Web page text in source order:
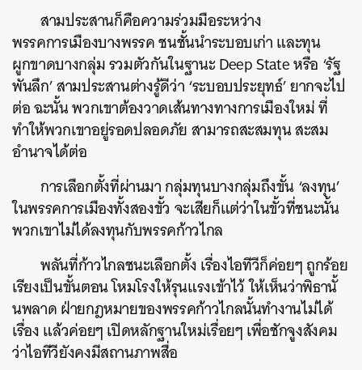
สามประสานก็คือความร่วมมือระหว่าง
พรรคการเมืองบางพรรค ชนชั้นนำระบอบเก่า และทุน
ผูกขาดบางกลุ่ม รวมตัวกันในฐานะ Deep State หรือ ‘รัฐ
พันลึก’ สามประสานต่างรู้ดีว่า ‘ระบอบประยุทธ์’ ยากจะไป
ต่อ ฉะนั้น พวกเขาต้องวาดเส้นทางทางการเมืองใหม่ ที่
ทำให้พวกเขาอยู่รอดปลอดภัย สามารถสะสมทุน สะสม
อำนาจได้ต่อ
การเลือกตั้งที่ผ่านมา กลุ่มทุนบางกลุ่มถึงขั้น ‘ลงทุน’
ในพรรคการเมืองทั้งสองขั้ว จะเสียก็แต่ว่าในขั้วที่ชนะนั้น
พวกเขาไม่ได้ลงทุนกับพรรคก้าวไกล
พลันที่ก้าวไกลชนะเลือกตั้ง เรื่องไอทีวีก็ค่อยๆ ถูกร้อย
เรียงเป็นขั้นตอน โหมโรงให้รุนแรงเข้าไว้ ให้เห็นว่าพิธานั้
นพลาด ฝ่ายกฎหมายของพรรคก้าวไกลนั้นทำงานไม่ได้
เรื่อง แล้วค่อยๆ เปิดหลักฐานใหม่เรื่อยๆ เพื่อชักจูงสังคม
ว่าไอทีวียังคงมีสถานภาพสื่อ